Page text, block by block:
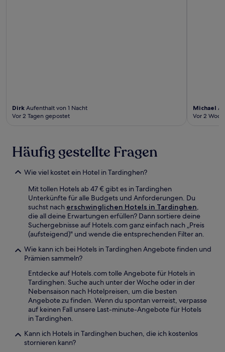
Dirk Aufenthalt von 1 Nacht
Vor 2 Tagen gepostet
Michael
Vor 2
Häufig gestellte Fragen
Wie viel kostet ein Hotel in Tardinghen?
Mit tollen Hotels ab 47 € gibt es in Tardinghen
Unterkünfte für alle Budgets und Anforderungen. Du
suchst nach erschwinglichen Hotels in Tardinghen,
die all deine Erwartungen erfüllen? Dann sortiere deine
Suchergebnisse auf Hotels.com ganz einfach nach „Preis
(aufsteigend)" und wende die entsprechenden Filter an.
Wie kann ich bei Hotels in Tardinghen Angebote finden und
Prämien sammeln?
Entdecke auf Hotels.com tolle Angebote für Hotels in
Tardinghen. Suche auch unter der Woche oder in der
Nebensaison nach Hotelpreisen, um die besten
Angebote zu finden. Wenn du spontan verreist, verpasse
auf keinen Fall unsere Last-minute-Angebote für Hotels
in Tardinghen.
Kann ich Hotels in Tardinghen buchen, die ich kostenlos
stornieren kann?